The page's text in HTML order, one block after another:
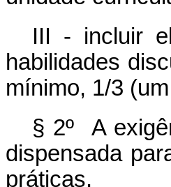
III - incluir
habilidades
mínimo, 1/3
§ 2º A
dispensada
práticas.